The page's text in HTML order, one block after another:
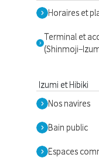
Horaires et
Terminal et
Izumi et Hibiki
Nos navires
Bain public
Espaces